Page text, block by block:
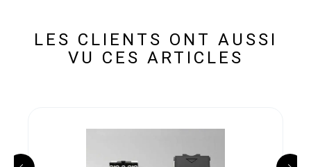
LES CLIENTS ONT AUSSI
VU CES ARTICLES